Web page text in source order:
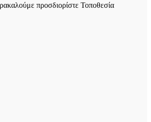
προσδιορίστε Τοποθεσία